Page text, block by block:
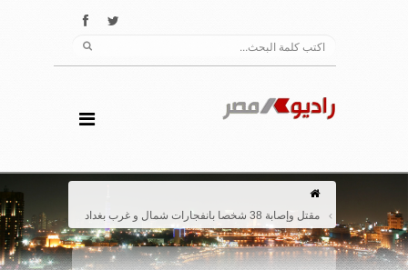
مقتل وإصابة 38 شخصا بانفجارات شمال و غرب بغداد